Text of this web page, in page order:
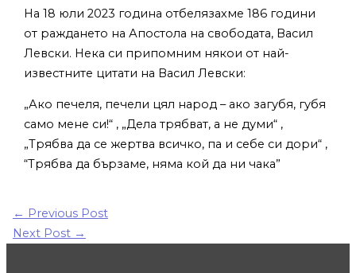
На 18 юли 2023 година отбелязахме 186 години
от раждането на Апостола на свободата, Васил
Левски. Нека си припомним някои от най-
известните цитати на Васил Левски:
„Ако печеля, печели цял народ – ако загубя, губя
само мене си!“ , „Дела трябват, а не думи“ ,
„Трябва да се жертва всичко, па и себе си дори“ ,
“Трябва да бързаме, няма кой да ни чака”
← Previous Post
Next Post →